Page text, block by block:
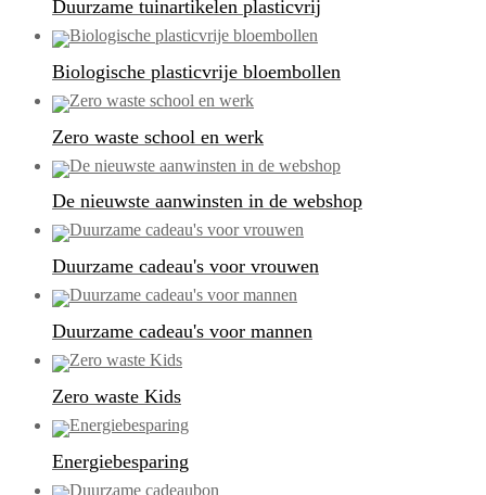
Duurzame tuinartikelen plasticvrij
Biologische plasticvrije bloembollen
Zero waste school en werk
De nieuwste aanwinsten in de webshop
Duurzame cadeau's voor vrouwen
Duurzame cadeau's voor mannen
Zero waste Kids
Energiebesparing